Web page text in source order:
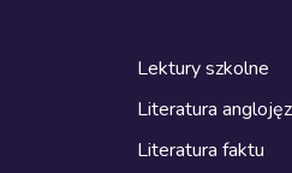
Lektury szkolne
Literatura
Literatura faktu